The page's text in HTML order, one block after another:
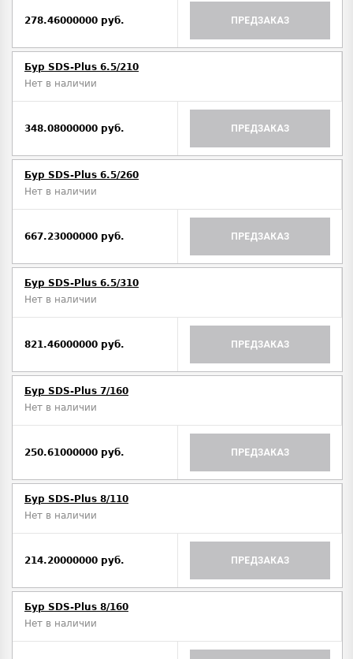
278.46000000 руб. ПРЕДЗАКАЗ
Бур SDS-Plus 6.5/210
Нет в наличии
348.08000000 руб. ПРЕДЗАКАЗ
Бур SDS-Plus 6.5/260
Нет в наличии
667.23000000 руб. ПРЕДЗАКАЗ
Бур SDS-Plus 6.5/310
Нет в наличии
821.46000000 руб. ПРЕДЗАКАЗ
Бур SDS-Plus 7/160
Нет в наличии
250.61000000 руб. ПРЕДЗАКАЗ
Бур SDS-Plus 8/110
Нет в наличии
214.20000000 руб. ПРЕДЗАКАЗ
Бур SDS-Plus 8/160
Нет в наличии